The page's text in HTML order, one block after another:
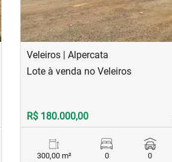
Veleiros | Alpercata
Lote à venda no Veleiros
R$ 180.000,00
300,00 m²
0
0